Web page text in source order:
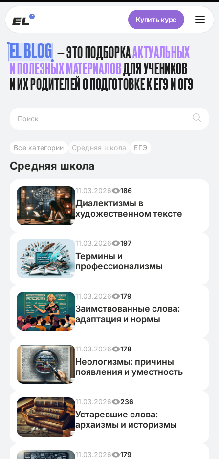
Купить курс
EL BLOG— ЭТО ПОДБОРКААКТУАЛЬНЫХ
И ПОЛЕЗНЫХ МАТЕРИАЛОВДЛЯ УЧЕНИКОВ
И ИХ РОДИТЕЛЕЙ О ПОДГОТОВКЕ К ЕГЭ И ОГЭ
Все категории Средняя школа ЕГЭ
Средняя школа
11.03.2026 186
Диалектизмы в
художественном тексте
11.03.2026 197
Термины и
профессионализмы
11.03.2026 179
Заимствованные слова:
адаптация и нормы
11.03.2026 178
Неологизмы: причины
появления и уместность
11.03.2026 236
Устаревшие слова:
архаизмы и историзмы
11.03.2026 179